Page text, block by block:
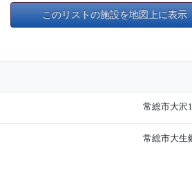
このリストの施設を地図上に表示
常総市大沢
常総市大生